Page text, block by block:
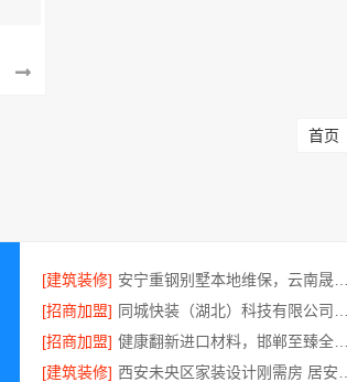
首页
[建筑装修]
[招商加盟]
[招商加盟]
[建筑装修]